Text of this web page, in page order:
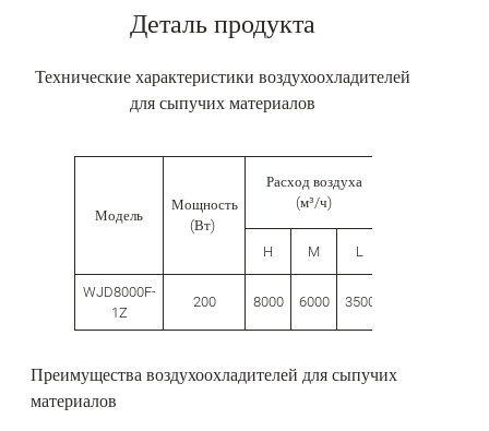
Деталь продукта
Технические характеристики воздухоохладителей
для сыпучих материалов
Модель
Мощность
(Вт)
Расход воздуха
(м³/ч)
H M L
WJD8000F-
1Z
200 8000 6000 3500
Преимущества воздухоохладителей для сыпучих
материалов